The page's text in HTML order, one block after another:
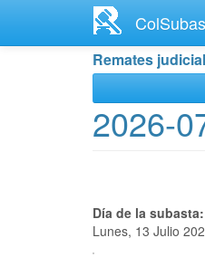
contenido
Remates
2026-
Día de la subasta:
Lunes, 13 Julio